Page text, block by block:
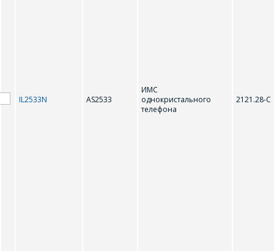
IL2533N AS2533
ИМС
однокристального
телефона
2121.28-С